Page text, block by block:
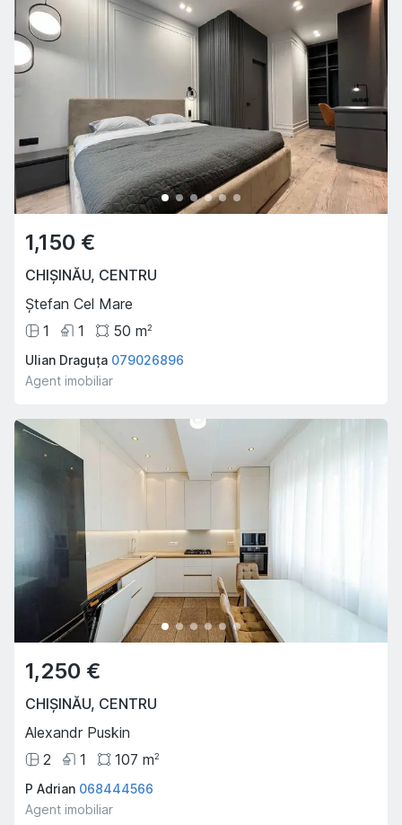
1,150 €
CHIȘINĂU, CENTRU
Ștefan Cel Mare
1
1 50 m2
Ulian Draguța 079026896
Agent imobiliar
1,250 €
CHIȘINĂU, CENTRU
Alexandr Puskin
2
1 107 m2
P Adrian 068444566
Agent imobiliar